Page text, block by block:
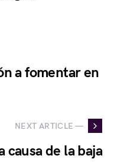
a fomentar en
NEXT ARTICLE —
causa de la baja